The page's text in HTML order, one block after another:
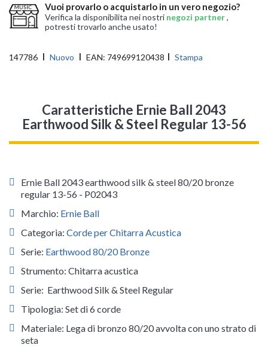
Vuoi provarlo o acquistarlo in un vero negozio?
Verifica la disponibilita nei nostri negozi partner,
potresti trovarlo anche usato!
147786 Nuovo EAN: 749699120438 Stampa
Caratteristiche Ernie Ball 2043
Earthwood Silk & Steel Regular 13-56
Ernie Ball 2043 earthwood silk & steel 80/20 bronze
regular 13-56 - P02043
Marchio: Ernie Ball
Categoria: Corde per Chitarra Acustica
Serie: Earthwood 80/20 Bronze
Strumento: Chitarra acustica
Serie: Earthwood Silk & Steel Regular
Tipologia: Set di 6 corde
Materiale: Lega di bronzo 80/20 avvolta con uno strato di
seta